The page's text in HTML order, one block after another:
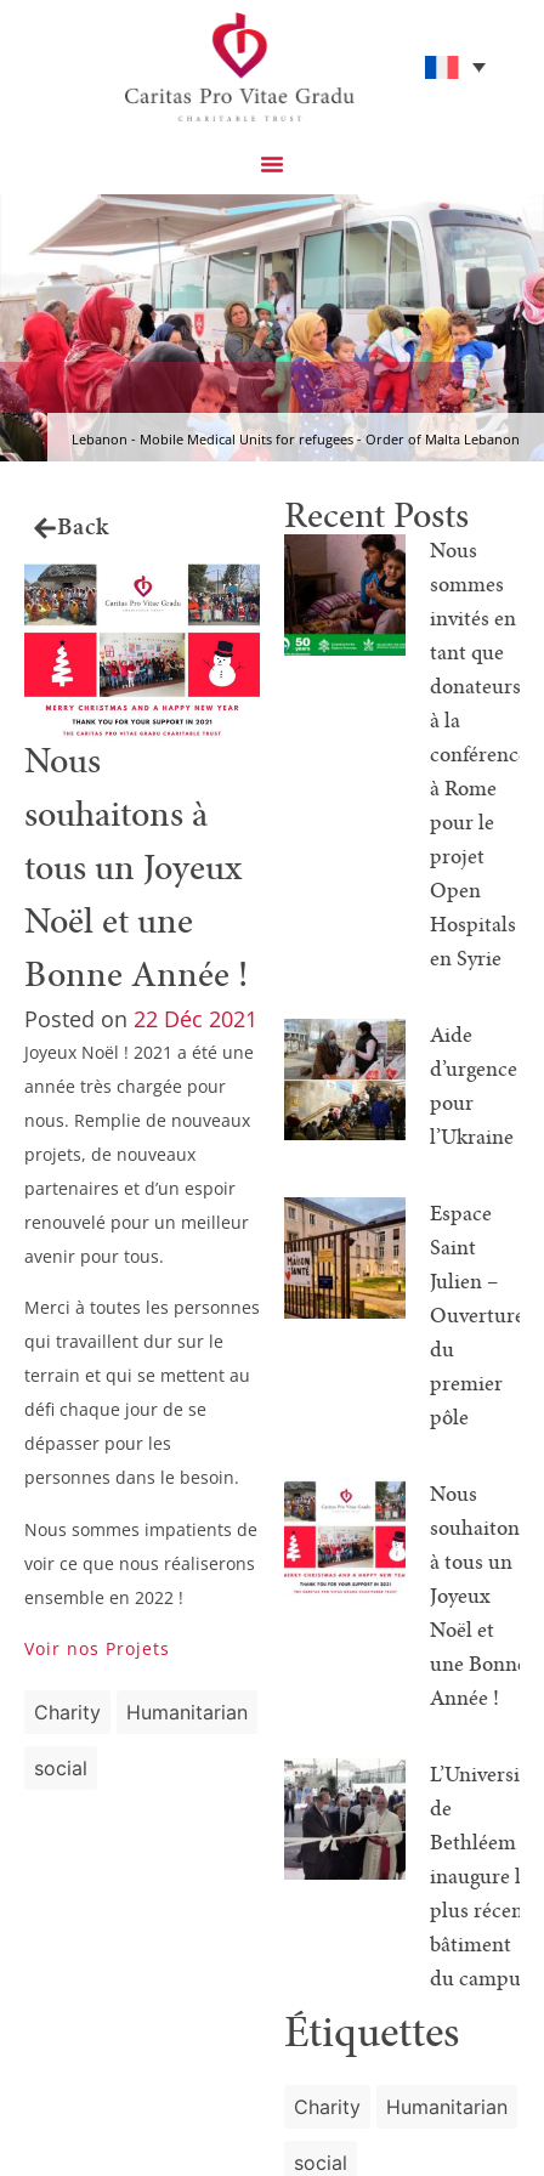
.
Lebanon - Mobile Medical Units for refugees - Order of Malta Lebanon
Back
Nous
souhaitons à
tous un Joyeux
Noël et une
Bonne Année !
Posted on 22 Déc 2021
Joyeux Noël ! 2021 a été une
année très chargée pour
nous. Remplie de nouveaux
projets, de nouveaux
partenaires et d’un espoir
renouvelé pour un meilleur
avenir pour tous.
Merci à toutes les personnes
qui travaillent dur sur le
terrain et qui se mettent au
défi chaque jour de se
dépasser pour les
personnes dans le besoin.
Nous sommes impatients de
voir ce que nous réaliserons
ensemble en 2022 !
Voir nos Projets
Charity Humanitarian
social
Recent Posts
Nous
sommes
invités en
tant que
donateurs
à la
conférence
à Rome
pour le
projet
Open
Hospitals
en Syrie
Aide
d’urgence
pour
l’Ukraine
Espace
Saint
Julien –
Ouverture
du
premier
pôle
Nous
souhaitons
à tous un
Joyeux
Noël et
une Bonne
Année !
L’Université
de
Bethléem
inaugure le
plus récent
bâtiment
du campus
Étiquettes
Charity Humanitarian
social